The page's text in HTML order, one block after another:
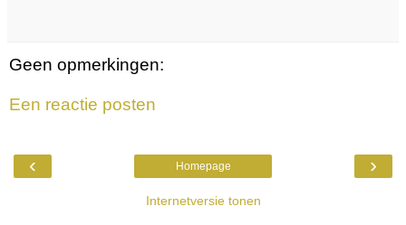
Geen opmerkingen:
Een reactie posten
‹ ›
Homepage
Internetversie tonen